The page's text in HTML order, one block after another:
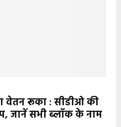
वेतन रूका : सीडीओ की
जानें सभी ब्लॉक के नाम